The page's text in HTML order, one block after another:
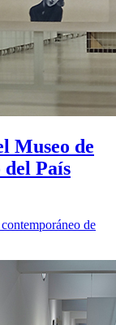
Museo de
País
de